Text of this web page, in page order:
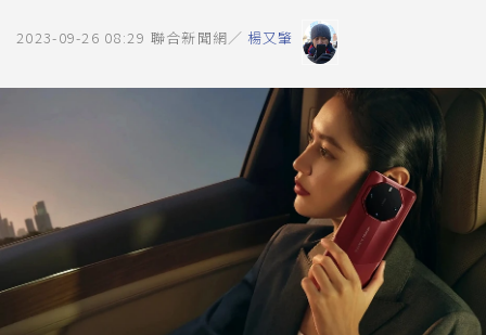
2023-09-26 08:29 聯合新聞網／ 楊又肇